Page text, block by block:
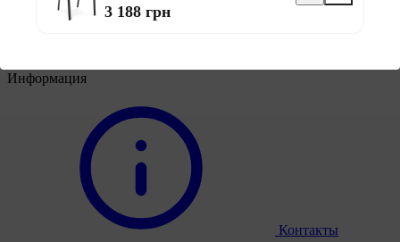
Мебель для террасы
Информация
Контакты
3 188 грн